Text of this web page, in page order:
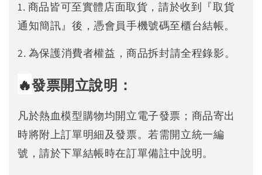
1. 商品皆可至實體店面取貨，請於收到『取貨
通知簡訊』後，憑會員手機號碼至櫃台結帳。
2. 為保護消費者權益，商品拆封請全程錄影。
🔥發票開立說明：
凡於熱血模型購物均開立電子發票；商品寄出
時將附上訂單明細及發票。若需開立統一編
號，請於下單結帳時在訂單備註中說明。